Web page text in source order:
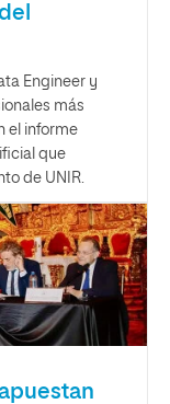
Engineer y
más
el informe
que
de UNIR.